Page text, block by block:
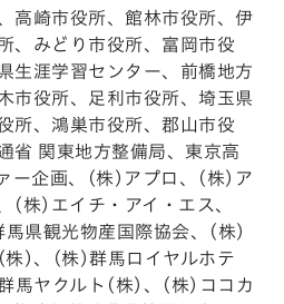
高崎市役所、館林市役所、伊
、みどり市役所、富岡市役
生涯学習センター、前橋地方
市役所、足利市役所、埼玉県
所、鴻巣市役所、郡山市役
省 関東地方整備局、東京高
ー企画、(株)アプロ、(株)ア
(株)エイチ・アイ・エス、
県観光物産国際協会、(株)
株)、(株)群馬ロイヤルホテ
馬ヤクルト(株)、(株)ココカ